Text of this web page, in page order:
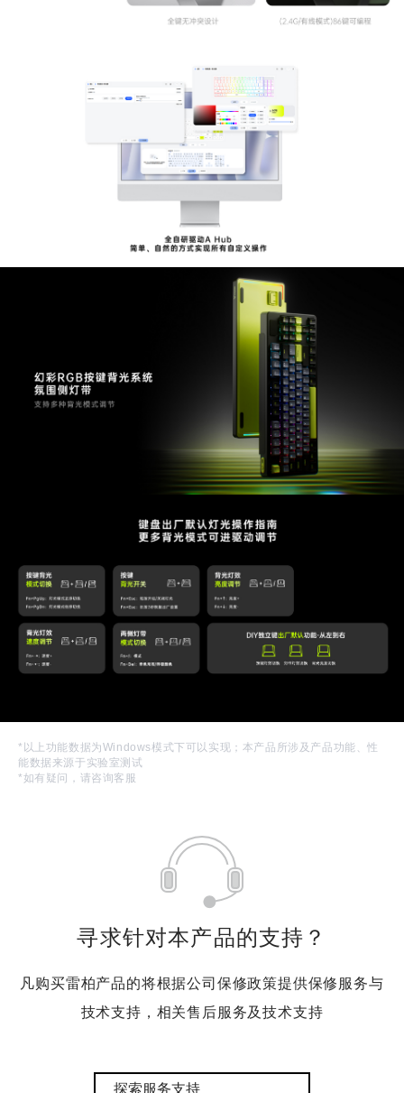
*以上功能数据为Windows模式下可以实现；本产品所涉及产品功能、性
能数据来源于实验室测试
*如有疑问，请咨询客服
寻求针对本产品的支持？
凡购买雷柏产品的将根据公司保修政策提供保修服务与
技术支持，相关售后服务及技术支持
探索服务支持